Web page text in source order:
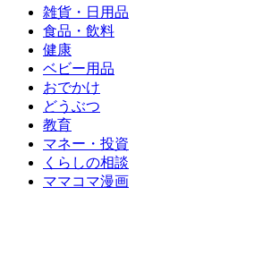
雑貨・日用品
食品・飲料
健康
ベビー用品
おでかけ
どうぶつ
教育
マネー・投資
くらしの相談
ママコマ漫画